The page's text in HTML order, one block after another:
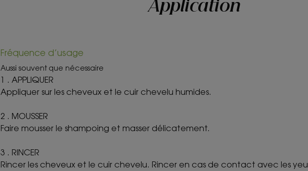
Application
Fréquence d’usage
Aussi souvent que nécessaire
1 . APPLIQUER
Appliquer sur les cheveux et le cuir chevelu humides.
2 . MOUSSER
Faire mousser le shampoing et masser délicatement.
3 . RINCER
Rincer les cheveux et le cuir chevelu. Rincer en cas de contact avec les